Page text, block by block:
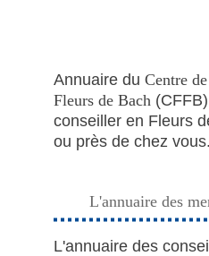
Annuaire du Centre
Fleurs de Bach (CFFB)
conseiller en Fleurs
ou près de chez vous.
L'annuaire des
L'annuaire des